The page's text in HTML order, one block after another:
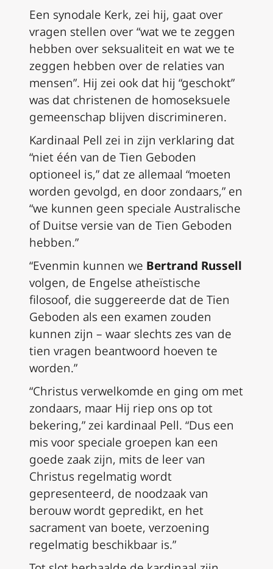
Een synodale Kerk, zei hij, gaat over
vragen stellen over “wat we te zeggen
hebben over seksualiteit en wat we te
zeggen hebben over de relaties van
mensen”. Hij zei ook dat hij “geschokt”
was dat christenen de homoseksuele
gemeenschap blijven discrimineren.
Kardinaal Pell zei in zijn verklaring dat
“niet één van de Tien Geboden
optioneel is,” dat ze allemaal “moeten
worden gevolgd, en door zondaars,” en
“we kunnen geen speciale Australische
of Duitse versie van de Tien Geboden
hebben.”
“Evenmin kunnen we Bertrand Russell
volgen, de Engelse atheïstische
filosoof, die suggereerde dat de Tien
Geboden als een examen zouden
kunnen zijn – waar slechts zes van de
tien vragen beantwoord hoeven te
worden.”
“Christus verwelkomde en ging om met
zondaars, maar Hij riep ons op tot
bekering,” zei kardinaal Pell. “Dus een
mis voor speciale groepen kan een
goede zaak zijn, mits de leer van
Christus regelmatig wordt
gepresenteerd, de noodzaak van
berouw wordt gepredikt, en het
sacrament van boete, verzoening
regelmatig beschikbaar is.”